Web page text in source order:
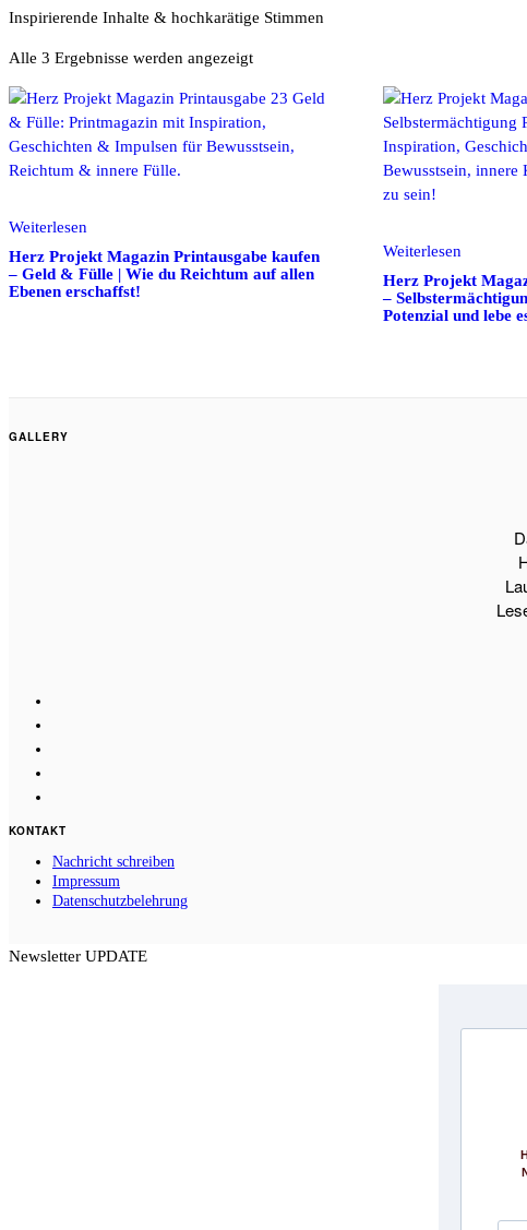
Inspirierende Inhalte & hochkarätige Stimmen
Alle 3 Ergebnisse werden angezeigt
Weiterlesen
Herz Projekt Magazin Printausgabe kaufen
– Geld & Fülle | Wie du Reichtum auf allen
Ebenen erschaffst!
Weiterlesen
Herz Projekt
–
Potenzial und lebe
GALLERY
KONTAKT
Nachricht schreiben
Impressum
Datenschutzbelehrung
Newsletter UPDATE